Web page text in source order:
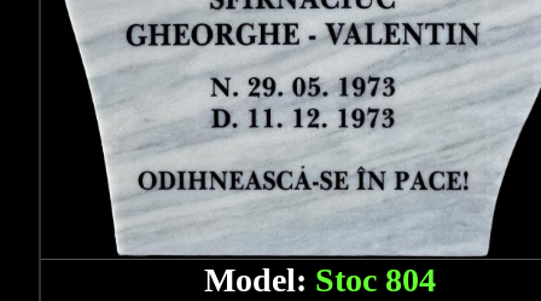
Model: Stoc 804